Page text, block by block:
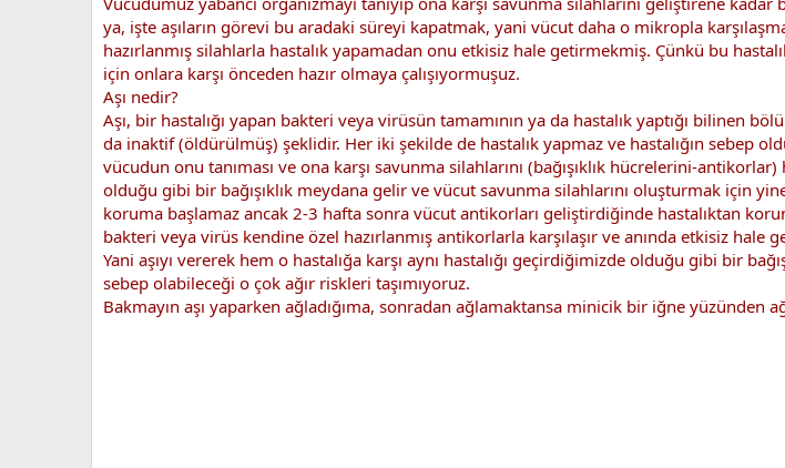
ya, işte aşıların görevi bu aradaki süreyi kapatmak, yani vücut daha o mikropla
hazırlanmış silahlarla hastalık yapamadan onu etkisiz hale getirmekmiş. Çünkü bu
için onlara karşı önceden hazır olmaya çalışıyormuşuz.
Aşı nedir?
Aşı, bir hastalığı yapan bakteri veya virüsün tamamının ya da hastalık yaptığı bilinen
da inaktif (öldürülmüş) şeklidir. Her iki şekilde de hastalık yapmaz ve hastalığın sebep
vücudun onu tanıması ve ona karşı savunma silahlarını (bağışıklık hücrelerini-
olduğu gibi bir bağışıklık meydana gelir ve vücut savunma silahlarını oluşturmak için
koruma başlamaz ancak 2-3 hafta sonra vücut antikorları geliştirdiğinde hastalıktan
bakteri veya virüs kendine özel hazırlanmış antikorlarla karşılaşır ve anında etkisiz hale
Yani aşıyı vererek hem o hastalığa karşı aynı hastalığı geçirdiğimizde olduğu gibi bir
sebep olabileceği o çok ağır riskleri taşımıyoruz.
Bakmayın aşı yaparken ağladığıma, sonradan ağlamaktansa minicik bir iğne yüzünden